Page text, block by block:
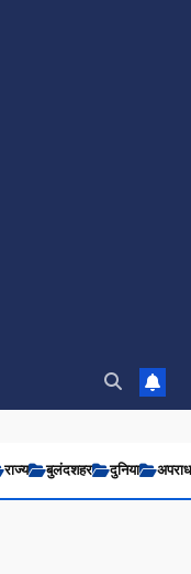
राज्य बुलंदशहर दुनिया अपराध